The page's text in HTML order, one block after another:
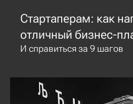
Стартаперам: как
отличный бизнес-
И справиться за 9 шагов